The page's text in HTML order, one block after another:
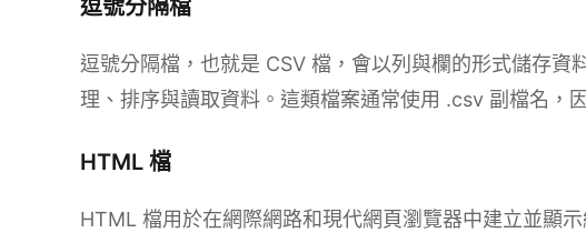
逗號分隔檔
逗號分隔檔，也就是 CSV 檔，會以列與欄的形式儲存資
理、排序與讀取資料。這類檔案通常使用 .csv 副檔名，
HTML 檔
HTML 檔用於在網際網路和現代網頁瀏覽器中建立並顯